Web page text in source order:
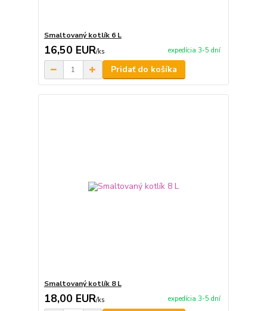
Smaltovaný kotlík 6 L
16,50 EUR/ks expedícia 3-5 dní
Pridať do košíka
Smaltovaný kotlík 8 L
18,00 EUR/ks expedícia 3-5 dní